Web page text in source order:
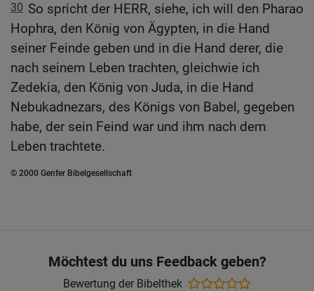
30 So spricht der HERR, siehe, ich will den Pharao
Hophra, den König von Ägypten, in die Hand
seiner Feinde geben und in die Hand derer, die
nach seinem Leben trachten, gleichwie ich
Zedekia, den König von Juda, in die Hand
Nebukadnezars, des Königs von Babel, gegeben
habe, der sein Feind war und ihm nach dem
Leben trachtete.
© 2000 Genfer Bibelgesellschaft
Möchtest du uns Feedback geben?
Bewertung der Bibelthek